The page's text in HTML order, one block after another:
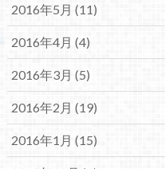
2016年5月 (11)
2016年4月 (4)
2016年3月 (5)
2016年2月 (19)
2016年1月 (15)